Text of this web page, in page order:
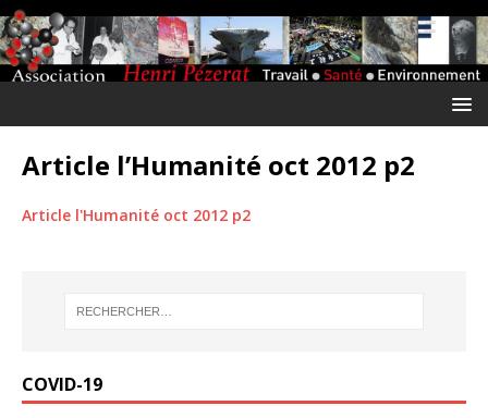
Article l’Humanité oct 2012 p2
Article l'Humanité oct 2012 p2
COVID-19